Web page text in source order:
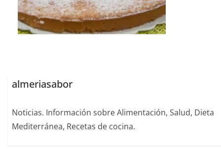
almeriasabor
Noticias. Información sobre Alimentación, Salud, Dieta
Mediterránea, Recetas de cocina.